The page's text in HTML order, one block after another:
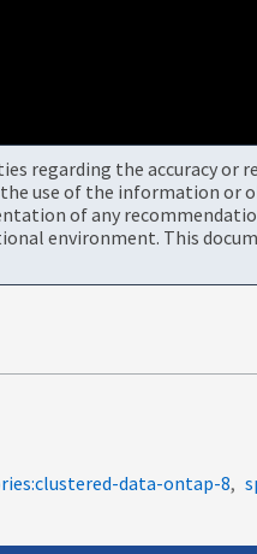
regarding the accuracy
use of the information or
of any
environment. This
data-ontap-8